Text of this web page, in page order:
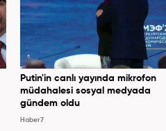
Putin'in canlı yayında mikrofon
müdahalesi sosyal medyada
gündem oldu
Haber7